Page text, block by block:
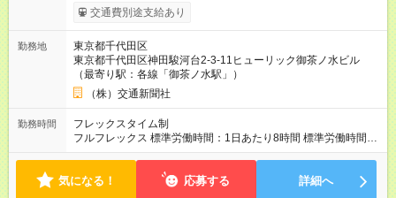
で全額支給します。 ◎賞与年２回支給（昨年度実績：年3ヶ月
分） ※副業不可 【試用期間】試用期間あり 試用期間の長さ：2
交通費別途支給あり
勤務地
東京都千代田区
東京都千代田区神田駿河台2-3-11ヒューリック御茶ノ水ビル
（最寄り駅：各線「御茶ノ水駅」）
（株）交通新聞社
勤務時間
フレックスタイム制
フルフレックス 標準労働時間：1日あたり8時間 標準労働時間：
1日あたり8時間（コアタイムなし） ※一般的な日勤の時間に働
出社は5時～15時、終業は11時～22時、1日の最短労働時間は4
気になる！ 応募する 詳細へ